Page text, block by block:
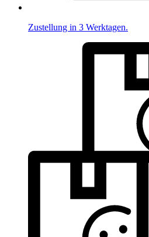
Zustellung in 3 Werktagen.